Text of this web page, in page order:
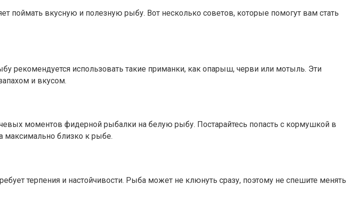
поймать вкусную и полезную рыбу. Вот несколько советов, которые помогут вам стать
рекомендуется использовать такие приманки, как опарыш, черви или мотыль. Эти
и вкусом.
моментов фидерной рыбалки на белую рыбу. Постарайтесь попасть с кормушкой в
максимально близко к рыбе.
терпения и настойчивости. Рыба может не клюнуть сразу, поэтому не спешите менять